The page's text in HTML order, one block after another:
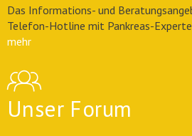
Das Informations- und
Telefon-Hotline mit Pankreas-
mehr
Unser Forum